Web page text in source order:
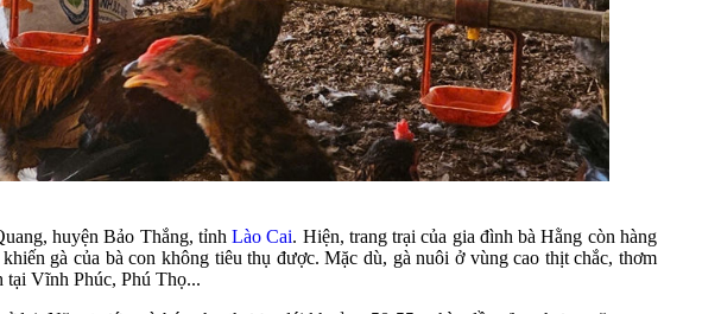
huyện Bảo Thắng, tỉnhLào Cai. Hiện, trang trại của gia đình bà Hằng còn hàng
gà của bà con không tiêu thụ được. Mặc dù, gà nuôi ở vùng cao thịt chắc, thơm
tại Vĩnh Phúc, Phú Thọ...